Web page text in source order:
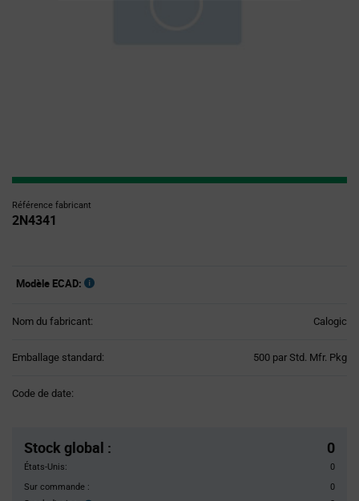
Référence fabricant
2N4341
Modèle ECAD:
Nom du fabricant: Calogic
Emballage standard: 500 par Std. Mfr. Pkg
Code de date:
Stock global : 0
États-Unis:
0
Sur commande :
0